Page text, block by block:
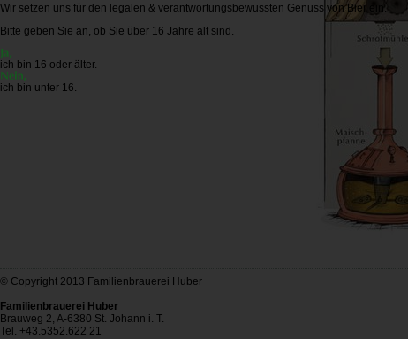
© Copyright 2013 Familienbrauerei Huber
Familienbrauerei Huber
Brauweg 2, A-6380 St. Johann i. T.
Tel. +43.5352.622 21
Wir setzen uns für den legalen & verantwortungsbewussten Genuss von Bier ein.
Bitte geben Sie an, ob Sie über 16 Jahre alt sind.
ich bin 16 oder älter.
ich bin unter 16.